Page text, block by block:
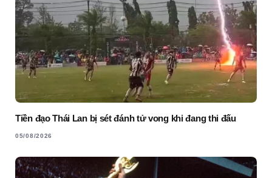
Tiền đạo Thái Lan bị sét đánh tử vong khi đang thi đấu
05/08/2026